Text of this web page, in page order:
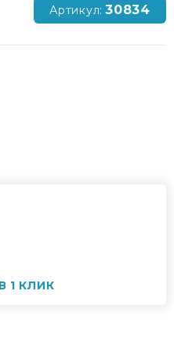
Артикул: 30834
1 КЛИК